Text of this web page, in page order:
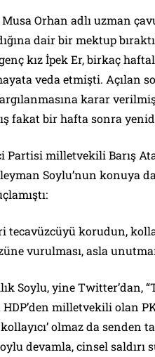
Musa Orhan adlı uzman
dair bir mektup
kız İpek Er, birkaç
veda etmişti. Açılan
karar
fakat bir hafta sonra
Partisi milletvekili Barış
Soylu’nun konuya
tecavüzcüyü korudun,
vurulması, asla
Soylu, yine Twitter’dan,
milletvekili olan
kollayıcı’ olmaz da
devamla, cinsel saldırı